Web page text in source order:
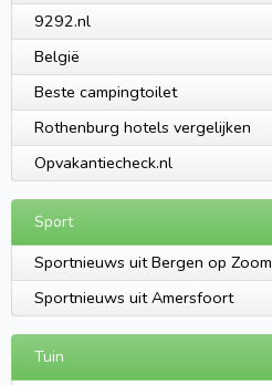
9292.nl
België
Beste campingtoilet
Rothenburg hotels vergelijken
Opvakantiecheck.nl
Sport
Sportnieuws uit Bergen op Zoom
Sportnieuws uit Amersfoort
Tuin